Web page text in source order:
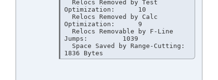
Optimization:      10
Optimization:      9
Jumps:         1039